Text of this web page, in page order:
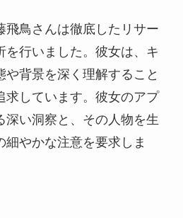
飛鳥さんは徹底したリサー
を行いました。彼女は、キ
や背景を深く理解すること
求しています。彼女のアプ
深い洞察と、その人物を生
細やかな注意を要求しま